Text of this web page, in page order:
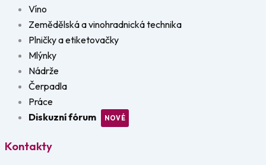
Víno
Zemědělská a vinohradnická technika
Plničky a etiketovačky
Mlýnky
Nádrže
Čerpadla
Práce
Diskuzní fórum
Kontakty